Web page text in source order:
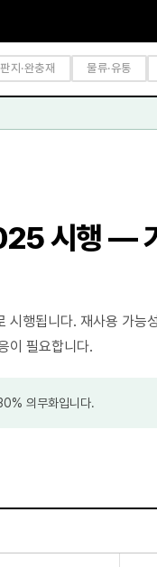
지·완충재 물류·유통
시행 —
행됩니다. 재사용 가능
이 필요합니다.
의무화입니다.